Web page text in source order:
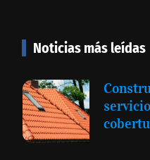
Noticias más leídas